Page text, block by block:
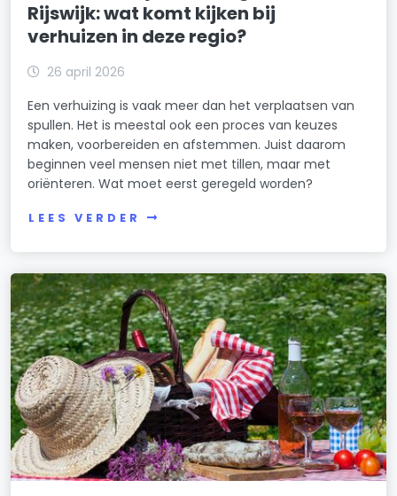
Rijswijk: wat komt kijken bij
verhuizen in deze regio?
26 april 2026
Een verhuizing is vaak meer dan het verplaatsen van
spullen. Het is meestal ook een proces van keuzes
maken, voorbereiden en afstemmen. Juist daarom
beginnen veel mensen niet met tillen, maar met
oriënteren. Wat moet eerst geregeld worden?
LEES VERDER